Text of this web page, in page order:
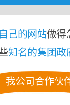
自己的网站做得
知名的集团政
我公司合作伙